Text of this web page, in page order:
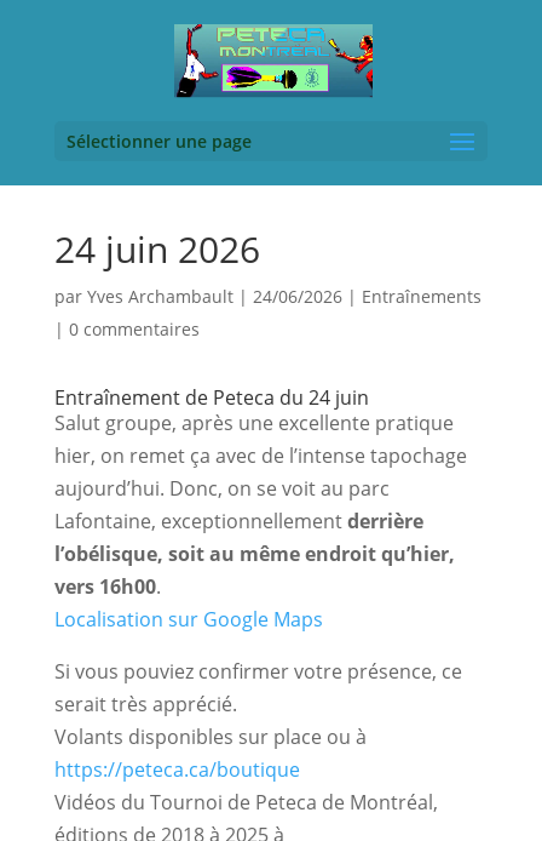
Sélectionner une page
24 juin 2026
par Yves Archambault| 24/06/2026| Entraînements
| 0 commentaires
Entraînement de Peteca du 24 juin
Salut groupe, après une excellente pratique
hier, on remet ça avec de l’intense tapochage
aujourd’hui. Donc, on se voit au parc
Lafontaine, exceptionnellement derrière
l’obélisque, soit au même endroit qu’hier,
vers 16h00.
Localisation sur Google Maps
Si vous pouviez confirmer votre présence, ce
serait très apprécié.
Volants disponibles sur place ou à
https://peteca.ca/boutique
Vidéos du Tournoi de Peteca de Montréal,
éditions de 2018 à 2025 à